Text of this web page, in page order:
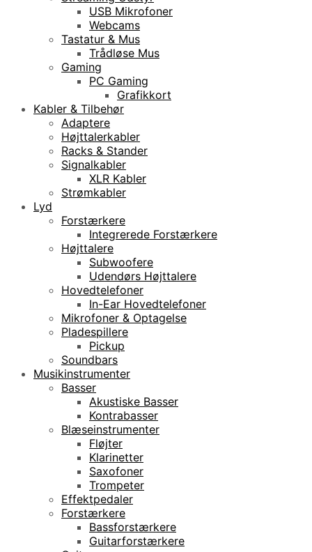
USB Mikrofoner
Webcams
Tastatur & Mus
Trådløse Mus
Gaming
PC Gaming
Grafikkort
Kabler & Tilbehør
Adaptere
Højttalerkabler
Racks & Stander
Signalkabler
XLR Kabler
Strømkabler
Lyd
Forstærkere
Integrerede Forstærkere
Højttalere
Subwoofere
Udendørs Højttalere
Hovedtelefoner
In-Ear Hovedtelefoner
Mikrofoner & Optagelse
Pladespillere
Pickup
Soundbars
Musikinstrumenter
Basser
Akustiske Basser
Kontrabasser
Blæseinstrumenter
Fløjter
Klarinetter
Saxofoner
Trompeter
Effektpedaler
Forstærkere
Bassforstærkere
Guitarforstærkere